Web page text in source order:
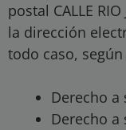
postal CALLE
la dirección
todo caso,
Derecho
Derecho